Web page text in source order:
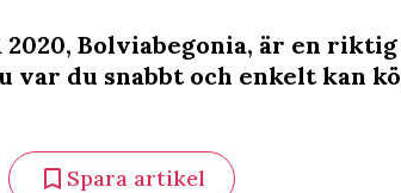
2020, Bolviabegonia, är en
var du snabbt och enkelt kan
Spara artikel